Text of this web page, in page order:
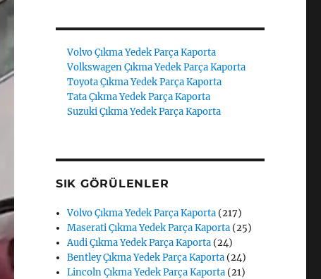
Volvo Çıkma Yedek Parça Kaporta
Volkswagen Çıkma Yedek Parça Kaporta
Toyota Çıkma Yedek Parça Kaporta
Tata Çıkma Yedek Parça Kaporta
Suzuki Çıkma Yedek Parça Kaporta
SIK GÖRÜLENLER
Volvo Çıkma Yedek Parça Kaporta (217)
Maserati Çıkma Yedek Parça Kaporta (25)
Audi Çıkma Yedek Parça Kaporta (24)
Bentley Çıkma Yedek Parça Kaporta (24)
Lincoln Çıkma Yedek Parça Kaporta (21)